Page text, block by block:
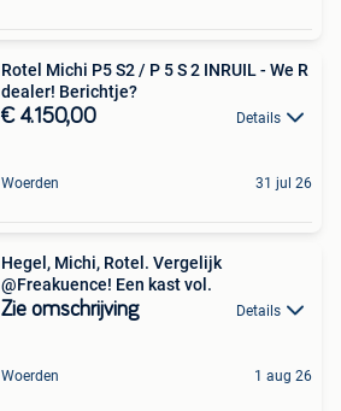
Rotel Michi P5 S2 / P 5 S 2 INRUIL - We R
dealer! Berichtje?
€ 4.150,00 Details
Woerden 31 jul 26
Hegel, Michi, Rotel. Vergelijk
@Freakuence! Een kast vol.
Zie omschrijving Details
Woerden 1 aug 26